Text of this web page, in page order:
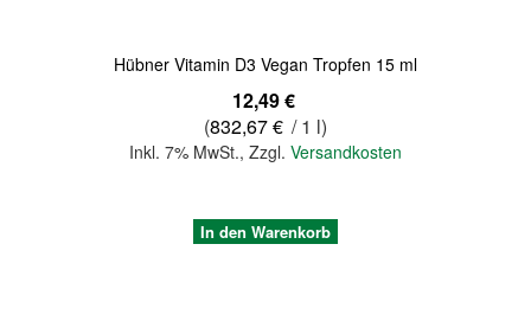
Hübner Vitamin D3 Vegan Tropfen 15 ml
12,49 €
(832,67 € / 1 l)
Inkl. 7% MwSt., Zzgl. Versandkosten
In den Warenkorb